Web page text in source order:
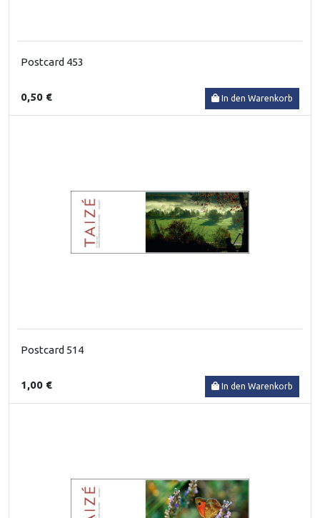
Postcard 453
0,50 € In den Warenkorb
Postcard 514
1,00 € In den Warenkorb